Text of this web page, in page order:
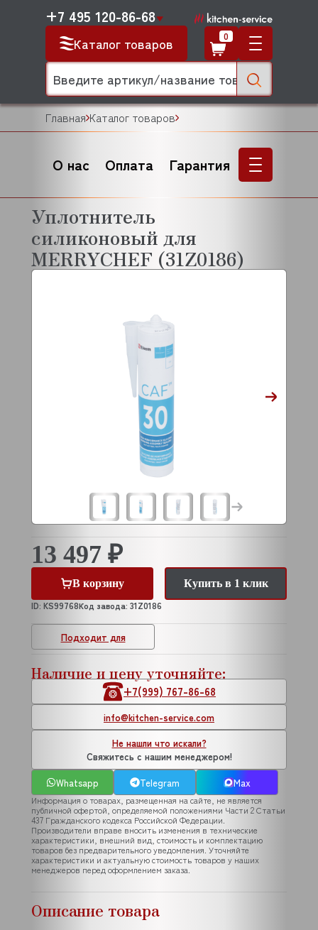
Каталог товаров
+7 495 120-86-68
0
Главная Каталог товаров
О нас Оплата Гарантия
Подходит для
Уплотнитель
силиконовый для
MERRYCHEF (31Z0186)
13 497 ₽
В корзину
Купить в 1 клик
ID: KS99768Код завода: 31Z0186
Наличие и цену уточняйте:
+7(999) 767-86-68
info@kitchen-service.com
Не нашли что искали?
Свяжитесь с нашим менеджером!
Whatsapp
Telegram Max
Информация о товарах, размещенная на сайте, не является
публичной офертой, определяемой положениями Части 2 Статьи
437 Гражданского кодекса Российской Федерации.
Производители вправе вносить изменения в технические
характеристики, внешний вид, стоимость и комплектацию
товаров без предварительного уведомления. Уточняйте
характеристики и актуальную стоимость товаров у наших
менеджеров перед оформлением заказа.
Описание товара